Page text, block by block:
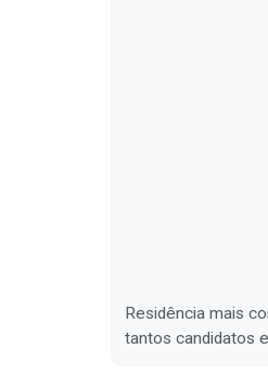
Residência mais
tantos candidatos